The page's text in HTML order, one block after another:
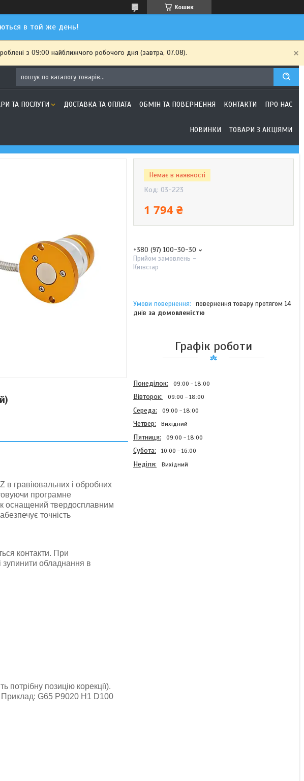
Кошик
в той же день!
з 09:00 найближчого робочого дня (завтра, 07.08).
ТА ПОСЛУГИ ДОСТАВКА ТА ОПЛАТА ОБМІН ТА ПОВЕРНЕННЯ КОНТАКТИ ПРО НАС
НОВИНКИ ТОВАРИ З АКЦІЯМИ
в гравіювальних і обробних
програмне
оснащений твердосплавним
точність
контакти. При
зупинити обладнання в
потрібну позицію корекції).
Приклад: G65 P9020 H1 D100
Немає в наявності
Код: 03-223
1 794 ₴
+380 (97) 100-30-30
Прийом замовлень -
Київстар
повернення товару протягом 14
днів за домовленістю
Графік роботи
Понеділок 09:00 18:00
Вівторок 09:00 18:00
Середа 09:00 18:00
Четвер Вихідний
Пʼятниця 09:00 18:00
Субота 10:00 16:00
Неділя Вихідний